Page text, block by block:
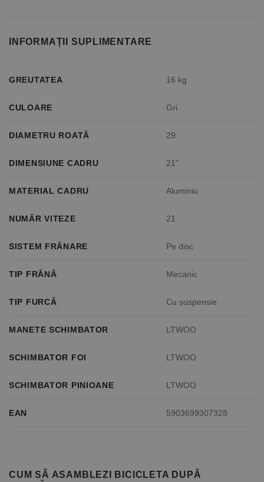
INFORMAȚII SUPLIMENTARE
GREUTATEA 16 kg
CULOARE Gri
DIAMETRU ROATĂ 29
DIMENSIUNE CADRU 21"
MATERIAL CADRU Aluminiu
NUMĂR VITEZE 21
SISTEM FRÂNARE Pe disc
TIP FRÂNĂ Mecanic
TIP FURCĂ Cu suspensie
MANETE SCHIMBATOR LTWOO
SCHIMBATOR FOI LTWOO
SCHIMBATOR PINIOANE LTWOO
EAN 5903699307328
CUM SĂ ASAMBLEZI BICICLETA DUPĂ